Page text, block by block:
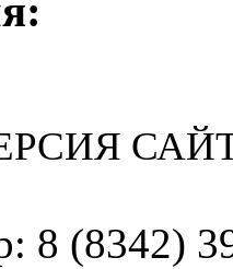
8 (8342)